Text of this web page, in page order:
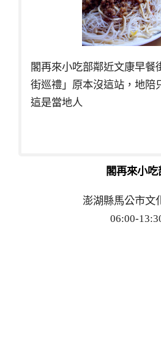
閣再來小吃部鄰近文康早餐
街巡禮」原本沒這站，地陪
這是當地人
閣再來小吃
澎湖縣馬公市文
06:00-